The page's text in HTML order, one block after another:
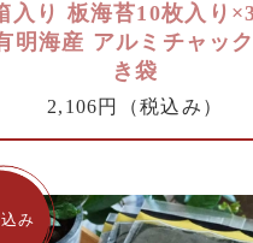
入り 板海苔10枚入り
明海産 アルミチャッ
き袋
2,106円 （税込み）